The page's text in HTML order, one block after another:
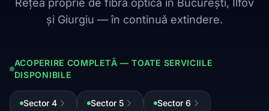
Rețea proprie de fibră optică în București, Ilfov
și Giurgiu — în continuă extindere.
ACOPERIRE COMPLETĂ — TOATE SERVICIILE
DISPONIBILE
Sector 4 Sector 5 Sector 6